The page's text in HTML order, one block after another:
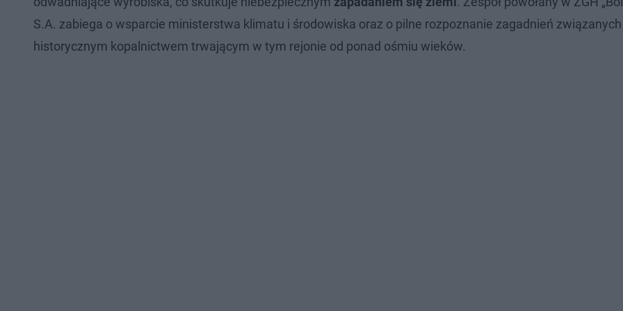
S.A. zabiega o wsparcie ministerstwa klimatu i środowiska oraz o pilne rozpoznanie zagadnień związanych
historycznym kopalnictwem trwającym w tym rejonie od ponad ośmiu wieków.